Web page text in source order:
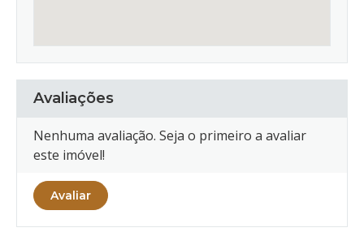
Avaliações
Nenhuma avaliação. Seja o primeiro a avaliar
este imóvel!
Avaliar